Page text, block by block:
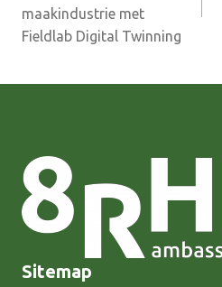
maakindustrie met
Fieldlab Digital Twinning
Sitemap